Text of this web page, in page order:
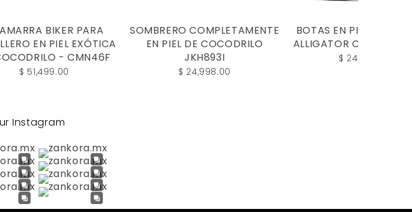
BIKER PARA
EN PIEL EXÓTICA
- CMN46F
$ 51,499.00
SOMBRERO COMPLETAMENTE
EN PIEL DE COCODRILO
JKH893I
$ 24,998.00
BOTAS EN PIEL
ALLIGATOR CAFE -
$ 24,998.00
Instagram